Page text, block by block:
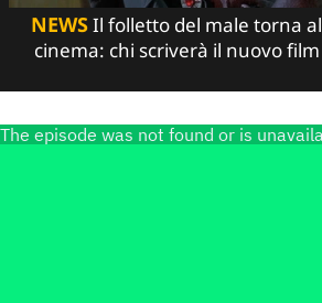
NEWSIl folletto del male torna al
cinema: chi scriverà il nuovo film